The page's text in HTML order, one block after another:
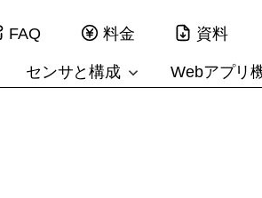
FAQ 料金 資料
センサと構成 Webアプリ